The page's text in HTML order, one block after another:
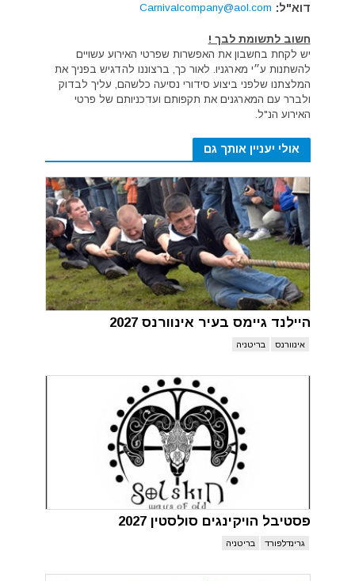
דוא"ל: Carnivalcompany@aol.com
חשוב לתשומת לבך !
יש לקחת בחשבון את האפשרות שפרטי האירוע עשויים
להשתנות ע״י מארגניו. לאור כך, ברצוננו להדגיש בפניך את
המלצתנו שלפני ביצוע סידורי נסיעה כלשהם, עליך לבדוק
ולברר עם המארגנים את תקפותם ועדכניותם של פרטי
האירוע הנ"ל.
אולי יעניין אותך גם
היילנד גיימס בעיר אינוורנס 2027
אינוורנס בריטניה
פסטיבל הויקינגים סולסטין 2027
גרינדלפורד בריטניה